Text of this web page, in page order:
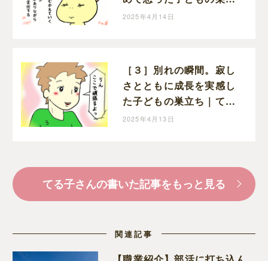
ち｜てる子の育児日記
2025年4月14日
［３］別れの瞬間。寂し
さとともに成長を実感し
た子どもの巣立ち｜てる
子の育児日記
2025年4月13日
てる子さんの書いた記事をもっと見る
関連記事